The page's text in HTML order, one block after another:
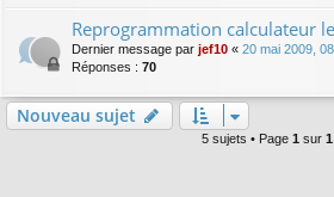
Reprogrammation calculateur
Dernier message par jef10 « 20 mai 2009,
Réponses : 70
Nouveau sujet
5 sujets • Page 1 sur 1